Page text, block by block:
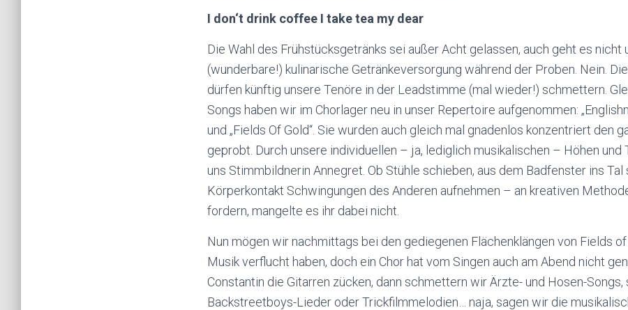
I don‘t drink coffee I take tea my dear
Die Wahl des Frühstücksgetränks sei außer Acht gelassen, auch geht es nicht
(wunderbare!) kulinarische Getränkeversorgung während der Proben. Nein.
dürfen künftig unsere Tenöre in der Leadstimme (mal wieder!) schmettern.
Songs haben wir im Chorlager neu in unser Repertoire aufgenommen:
und „Fields Of Gold“. Sie wurden auch gleich mal gnadenlos konzentriert den
geprobt. Durch unsere individuellen – ja, lediglich musikalischen – Höhen
uns Stimmbildnerin Annegret. Ob Stühle schieben, aus dem Badfenster ins
Körperkontakt Schwingungen des Anderen aufnehmen – an kreativen
fordern, mangelte es ihr dabei nicht.
Nun mögen wir nachmittags bei den gediegenen Flächenklängen von Fields
Musik verflucht haben, doch ein Chor hat vom Singen auch am Abend nicht
Constantin die Gitarren zücken, dann schmettern wir Ärzte- und Hosen-Songs,
Backstreetboys-Lieder oder Trickfilmmelodien… naja, sagen wir die